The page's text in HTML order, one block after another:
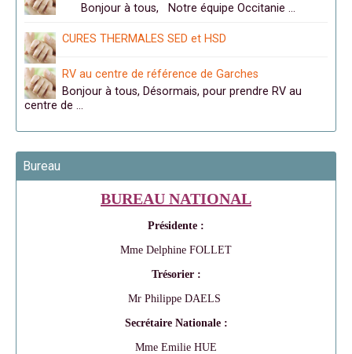
Bonjour à tous, Notre équipe Occitanie …
CURES THERMALES SED et HSD
RV au centre de référence de Garches
Bonjour à tous, Désormais, pour prendre RV au
centre de …
Bureau
BUREAU NATIONAL
Présidente :
Mme Delphine FOLLET
Trésorier :
Mr Philippe DAELS
Secrétaire Nationale :
Mme Emilie HUE